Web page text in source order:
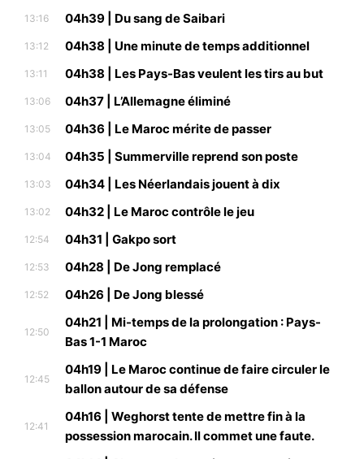
13:16 04h39 | Du sang de Saibari
13:12 04h38 | Une minute de temps additionnel
13:11 04h38 | Les Pays-Bas veulent les tirs au but
13:06 04h37 | L’Allemagne éliminé
13:05 04h36 | Le Maroc mérite de passer
13:04 04h35 | Summerville reprend son poste
13:03 04h34 | Les Néerlandais jouent à dix
13:02 04h32 | Le Maroc contrôle le jeu
12:54 04h31 | Gakpo sort
12:53 04h28 | De Jong remplacé
12:52 04h26 | De Jong blessé
12:50
04h21 | Mi-temps de la prolongation : Pays-
Bas 1-1 Maroc
12:45
04h19 | Le Maroc continue de faire circuler le
ballon autour de sa défense
12:41
04h16 | Weghorst tente de mettre fin à la
possession marocain. Il commet une faute.